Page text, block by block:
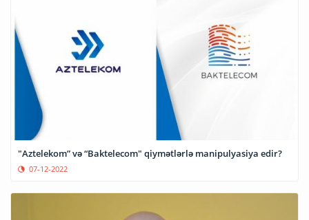
"Aztelekom” və “Baktelecom" qiymətlərlə manipulyasiya edir?
07-12-2022